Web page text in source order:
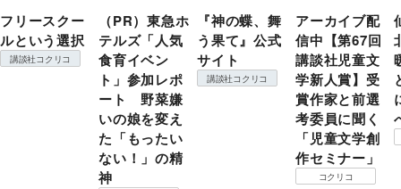
フリースクー
ルという選択
講談社コクリコ
（PR）東急ホ
テルズ「人気
食育イベン
ト」参加レポ
ート 野菜嫌
いの娘を変え
た「もったい
ない！」の精
神
『神の蝶、舞
う果て』公式
サイト
講談社コクリコ
アーカイブ配
信中【第67回
講談社児童文
学新人賞】受
賞作家と前選
考委員に聞く
「児童文学創
作セミナー」
コクリコ